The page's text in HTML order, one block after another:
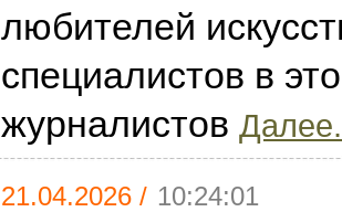
любителей
специалистов в
журналистов
21.04.2026 / 10:24:01